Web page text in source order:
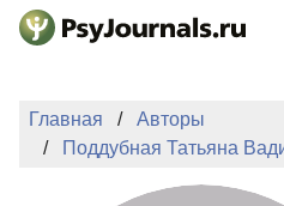
Перейти к основному
ПОДАТЬ
Главная
Авторы
Поддубная Татьяна